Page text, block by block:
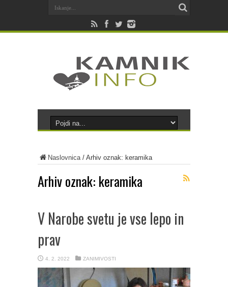
Naslovnica/ Arhiv oznak: keramika
Arhiv oznak: keramika
V Narobe svetu je vse lepo in
prav
4. 2. 2022 ZANIMIVOSTI